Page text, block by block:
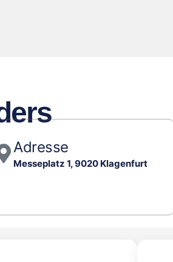
Adresse
Messeplatz 1, 9020 Klagenfurt